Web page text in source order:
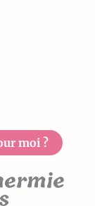
moi ?